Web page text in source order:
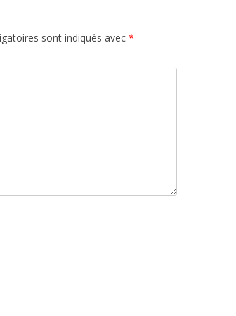
sont indiqués avec *